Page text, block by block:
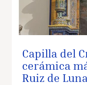
Capilla del
cerámica
Ruiz de Luna